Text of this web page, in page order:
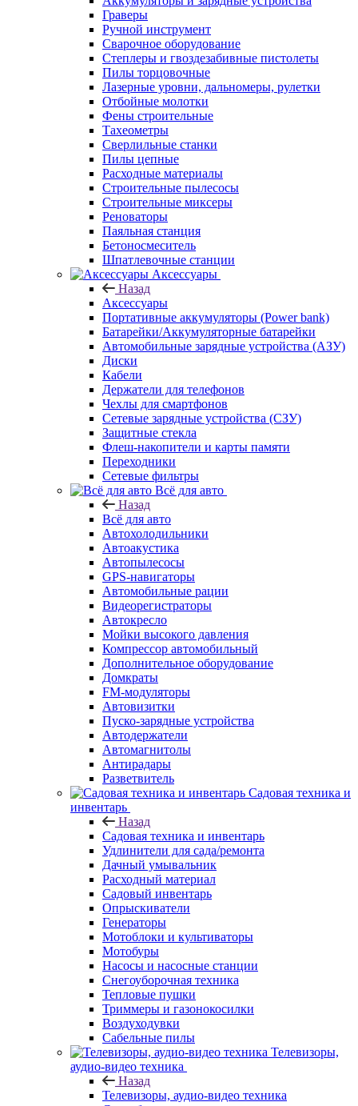
Граверы
Ручной инструмент
Сварочное оборудование
Степлеры и гвоздезабивные пистолеты
Пилы торцовочные
Лазерные уровни, дальномеры, рулетки
Отбойные молотки
Фены строительные
Тахеометры
Сверлильные станки
Пилы цепные
Расходные материалы
Строительные пылесосы
Строительные миксеры
Реноваторы
Паяльная станция
Бетоносмеситель
Шпатлевочные станции
Аксессуары
Назад
Аксессуары
Портативные аккумуляторы (Power bank)
Батарейки/Аккумуляторные батарейки
Автомобильные зарядные устройства (АЗУ)
Диски
Кабели
Держатели для телефонов
Чехлы для смартфонов
Сетевые зарядные устройства (СЗУ)
Защитные стекла
Флеш-накопители и карты памяти
Переходники
Сетевые фильтры
Всё для авто
Назад
Всё для авто
Автохолодильники
Автоакустика
Автопылесосы
GPS-навигаторы
Автомобильные рации
Видеорегистраторы
Автокресло
Мойки высокого давления
Компрессор автомобильный
Дополнительное оборудование
Домкраты
FM-модуляторы
Автовизитки
Пуско-зарядные устройства
Автодержатели
Автомагнитолы
Антирадары
Разветвитель
Садовая техника и
инвентарь
Назад
Садовая техника и инвентарь
Удлинители для сада/ремонта
Дачный умывальник
Расходный материал
Садовый инвентарь
Опрыскиватели
Генераторы
Мотоблоки и культиваторы
Мотобуры
Насосы и насосные станции
Снегоуборочная техника
Тепловые пушки
Триммеры и газонокосилки
Воздуходувки
Сабельные пилы
Телевизоры,
аудио-видео техника
Назад
Телевизоры, аудио-видео техника